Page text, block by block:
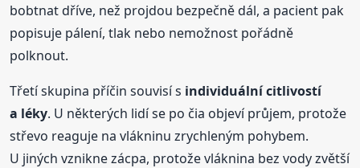
bobtnat dříve, než projdou bezpečně dál, a pacient pak
popisuje pálení, tlak nebo nemožnost pořádně
polknout.
Třetí skupina příčin souvisí s individuální citlivostí
a léky. U některých lidí se po čia objeví průjem, protože
střevo reaguje na vlákninu zrychleným pohybem.
U jiných vznikne zácpa, protože vláknina bez vody zvětší